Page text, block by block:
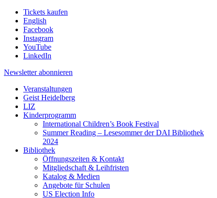
Tickets kaufen
English
Facebook
Instagram
YouTube
LinkedIn
Newsletter abonnieren
Veranstaltungen
Geist Heidelberg
LIZ
Kinderprogramm
International Children’s Book Festival
Summer Reading – Lesesommer der DAI Bibliothek
2024
Bibliothek
Öffnungszeiten & Kontakt
Mitgliedschaft & Leihfristen
Katalog & Medien
Angebote für Schulen
US Election Info